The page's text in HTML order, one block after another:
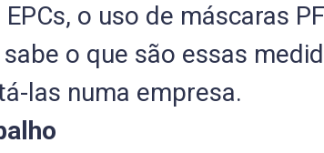
o uso de máscaras
o que são essas
las numa empresa.